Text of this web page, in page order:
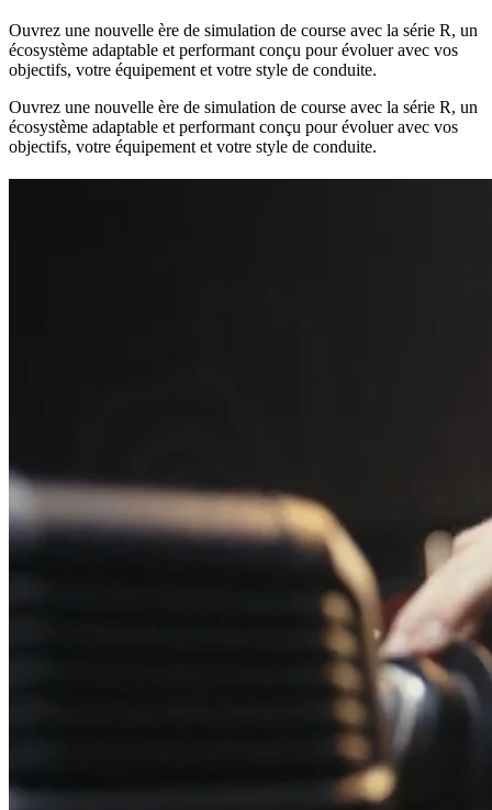
Ouvrez une nouvelle ère de simulation de course avec la série R, un
écosystème adaptable et performant conçu pour évoluer avec vos
objectifs, votre équipement et votre style de conduite.
Ouvrez une nouvelle ère de simulation de course avec la série R, un
écosystème adaptable et performant conçu pour évoluer avec vos
objectifs, votre équipement et votre style de conduite.